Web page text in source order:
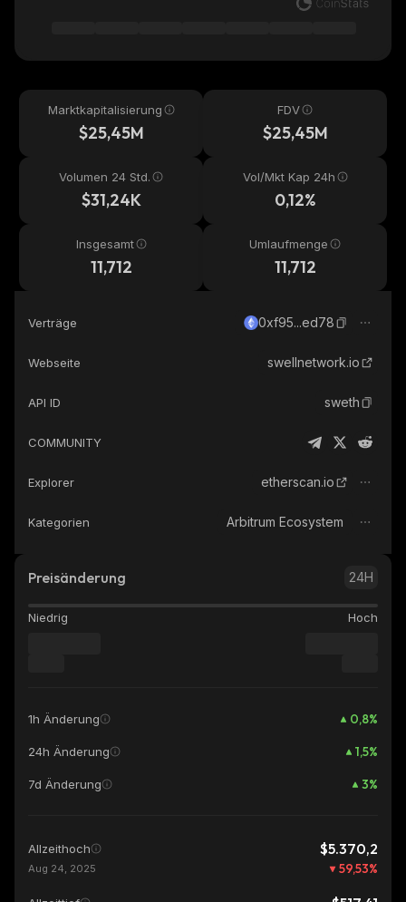
Marktkapitalisierung
$25,45M
FDV
$25,45M
Volumen 24 Std.
$31,24K
Vol/Mkt Kap 24h
0,12%
Insgesamt
11,712
Umlaufmenge
11,712
Verträge 0xf95...ed78
Webseite swellnetwork.io
API ID sweth
COMMUNITY
Explorer etherscan.io
Kategorien Arbitrum Ecosystem
Preisänderung 24H
Niedrig Hoch
1h Änderung 0,8%
24h Änderung 1,5%
7d Änderung 3%
Allzeithoch $5.370,2
Aug 24, 2025 59,53%